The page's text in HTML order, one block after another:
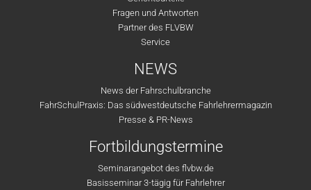
Fragen und Antworten
Partner des FLVBW
Service
NEWS
News der Fahrschulbranche
FahrSchulPraxis: Das südwestdeutsche Fahrlehrermagazin
Presse & PR-News
Fortbildungstermine
Seminarangebot des flvbw.de
Basisseminar 3-tägig für Fahrlehrer